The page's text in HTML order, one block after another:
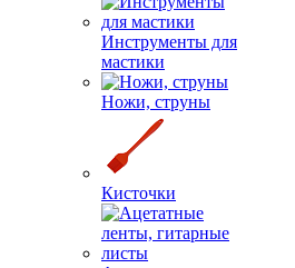
Инструменты для
мастики
Ножи, струны
Кисточки